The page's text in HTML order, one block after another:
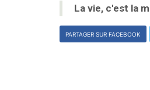
La vie, c'est la
PARTAGER SUR FACEBOOK